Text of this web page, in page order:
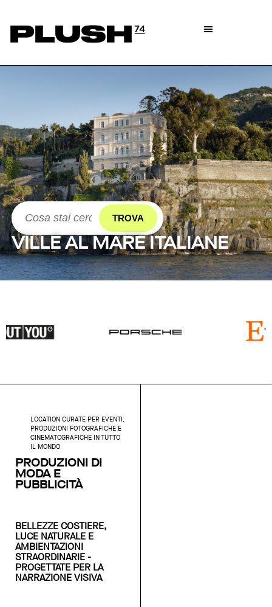
TROVA
VILLE AL MARE ITALIANE
LOCATION CURATE PER EVENTI,
PRODUZIONI FOTOGRAFICHE E
CINEMATOGRAFICHE IN TUTTO
IL MONDO
PRODUZIONI DI
MODA E
PUBBLICITÀ
BELLEZZE COSTIERE,
LUCE NATURALE E
AMBIENTAZIONI
STRAORDINARIE -
PROGETTATE PER LA
NARRAZIONE VISIVA